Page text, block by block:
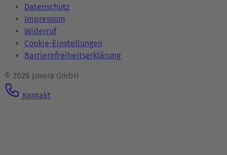
Datenschutz
Impressum
Widerruf
Cookie-Einstellungen
Barrierefreiheitserklärung
© 2026 Josera GmbH
Kontakt